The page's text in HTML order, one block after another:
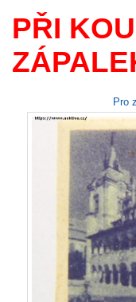
PŘI
Pro